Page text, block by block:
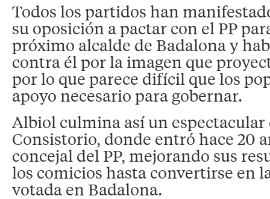
Todos los partidos han
su oposición a pactar con el PP
próximo alcalde de Badalona y
contra él por la imagen que
por lo que parece difícil que los
apoyo necesario para gobernar.
Albiol culmina así un
Consistorio, donde entró hace 20
concejal del PP, mejorando sus
los comicios hasta convertirse en
votada en Badalona.